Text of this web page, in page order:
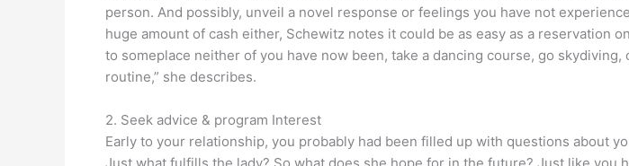
person. And possibly, unveil a novel response or feelings you have not
huge amount of cash either, Schewitz notes it could be as easy as a reservation
to someplace neither of you have now been, take a dancing course, go skydiving,
routine,” she describes.
2. Seek advice & program Interest
Early to your relationship, you probably had been filled up with questions about